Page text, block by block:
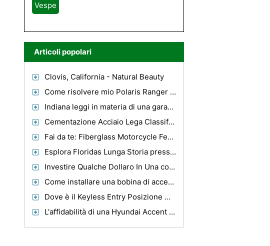
Vespe
Articoli popolari
Clovis, California - Natural Beauty
Come risolvere mio Polaris Ranger 700 elettrica
Indiana leggi in materia di una garanzia implicita sui veicoli usati
Cementazione Acciaio Lega Classifiche
Fai da te: Fiberglass Motorcycle Fender
Esplora Floridas Lunga Storia presso l'Orange County Regional History Center
Investire Qualche Dollaro In Una copertura auto e salvare migliaia
Come installare una bobina di accensione su un 1994 Kawasaki Ninja ZX6
Dove è il Keyless Entry Posizione modulo su una 2002 Ford F150 ?
L'affidabilità di una Hyundai Accent 2005